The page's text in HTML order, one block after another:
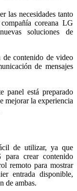
las necesidades tanto
coreana LG
soluciones de
contenido de video
de mensajes
panel está preparado
mejorar la experiencia
de utilizar, ya que
crear contenido
remoto para mostrar
entrada disponible,
de ambas.